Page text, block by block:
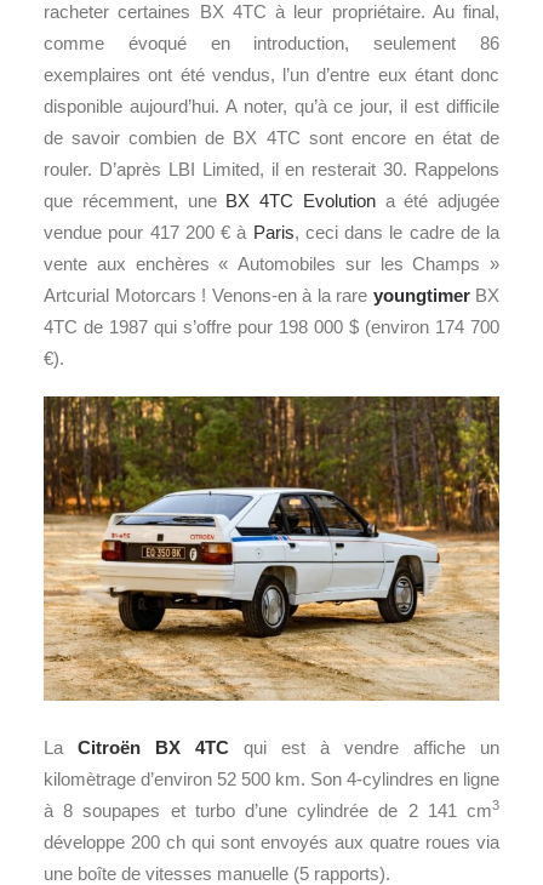
racheter certaines BX 4TC à leur propriétaire. Au final,
comme évoqué en introduction, seulement 86
exemplaires ont été vendus, l’un d’entre eux étant donc
disponible aujourd’hui. A noter, qu’à ce jour, il est difficile
de savoir combien de BX 4TC sont encore en état de
rouler. D’après LBI Limited, il en resterait 30. Rappelons
que récemment, une BX 4TC Evolutiona été adjugée
vendue pour 417 200 € à Paris, ceci dans le cadre de la
vente aux enchères « Automobiles sur les Champs »
Artcurial Motorcars ! Venons-en à la rare youngtimerBX
4TC de 1987 qui s’offre pour 198 000 $ (environ 174 700
€).
La Citroën BX 4TC qui est à vendre affiche un
kilomètrage d’environ 52 500 km. Son 4-cylindres en ligne
à 8 soupapes et turbo d’une cylindrée de 2 141 cm3
développe 200 ch qui sont envoyés aux quatre roues via
une boîte de vitesses manuelle (5 rapports).